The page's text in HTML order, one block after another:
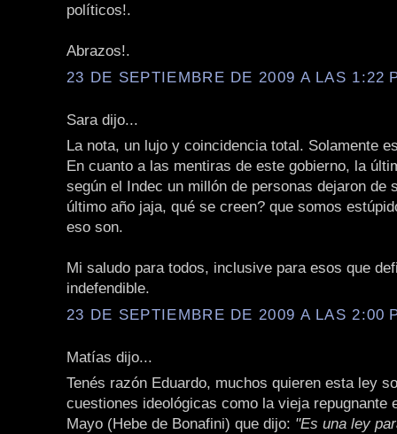
políticos!.
Abrazos!.
23 DE SEPTIEMBRE DE 2009 A LAS 1:22
Sara dijo...
La nota, un lujo y coincidencia total. Solamente
En cuanto a las mentiras de este gobierno, la
según el Indec un millón de personas dejaron de
último año jaja, qué se creen? que somos
eso son.
Mi saludo para todos, inclusive para esos que
indefendible.
23 DE SEPTIEMBRE DE 2009 A LAS 2:00
Matías dijo...
Tenés razón Eduardo, muchos quieren esta ley
cuestiones ideológicas como la vieja repugnante
Mayo (Hebe de Bonafini) que dijo: "Es una ley